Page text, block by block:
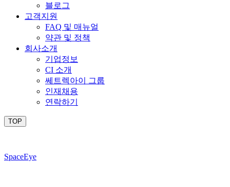
블로그
고객지원
FAQ 및 매뉴얼
약관 및 정책
회사소개
기업정보
CI 소개
쎄트렉아이 그룹
인재채용
연락하기
TOP
SpaceEye